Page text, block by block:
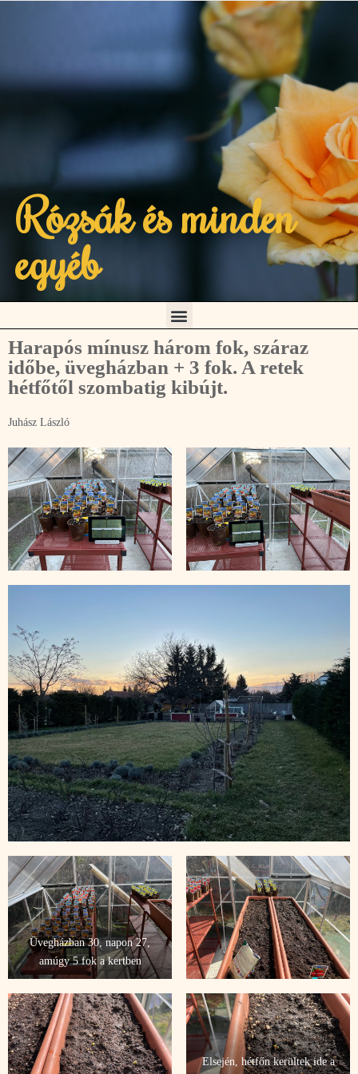
Rózsák és minden
egyéb
Harapós mínusz három fok, száraz
időbe, üvegházban + 3 fok. A retek
hétfőtől szombatig kibújt.
Juhász László
Üvegházban 30, napon 27,
amúgy 5 fok a kertben
Elsején, hétfőn kerültek ide a